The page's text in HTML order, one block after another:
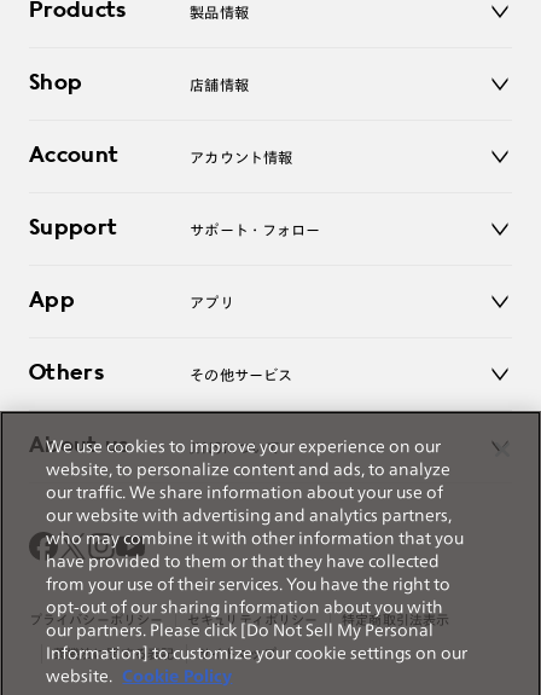
み）をご注文の場合、レンズ交換券を選択後に店舗にて度
持参ください。なお、特注レンズの為、後日お渡しとなり
1. カート画面内「レンズ選択へ」ボタンより「度つきレン
2. 遠近レンズより「遠近両用」を選択のうえ、購入手続き
画面へ
3. 「度数がわからない方・店舗でレンズ作成」を選択
※オプションレンズと組み合わせた遠近両用（累進）レンズはオンラインシ
ョップでご注文できません。
※フレームの天地幅は30mm以上推奨です。その他注意事項はレンズガイド
をご参照ください。
※JINS極上遠近レンズは追加料金22,000円（税込み）を頂戴いたします。
※単焦点レンズでレンズ交換券を選択の場合、店舗で遠近両用代5,500円
（税込み）を頂戴いたします。
Products 製品情報
サングラス
コンタクトレンズ
アクセサリー
Shop 店舗情報
オンラインショップ
Account アカウント情報
ログアウト
Support サポート・フォロー
よくあるご質問
お問い合わせ
App アプリ
Others その他サービス
レンズ交換
オンラインギフト
価格案内
About us JINSについて
Magnify Life
会社概要
採用情報
法人のお客様
出店について
プライバシーポリシー セキュリティポリシー 特定商取引法表示
薬機法に関する表記 サイトマップ
We use cookies to improve your experience on our
website, to personalize content and ads, to analyze
our traffic. We share information about your use of
our website with advertising and analytics partners,
who may combine it with other information that you
have provided to them or that they have collected
from your use of their services. You have the right to
opt-out of our sharing information about you with
our partners. Please click [Do Not Sell My Personal
Information] to customize your cookie settings on our
website.
Cookie Policy